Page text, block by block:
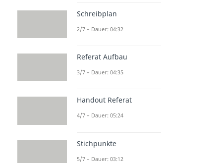
Dauer: 03:56
Schreibplan
2/7 – Dauer: 04:32
Referat Aufbau
3/7 – Dauer: 04:35
Handout Referat
4/7 – Dauer: 05:24
Stichpunkte
5/7 – Dauer: 03:12